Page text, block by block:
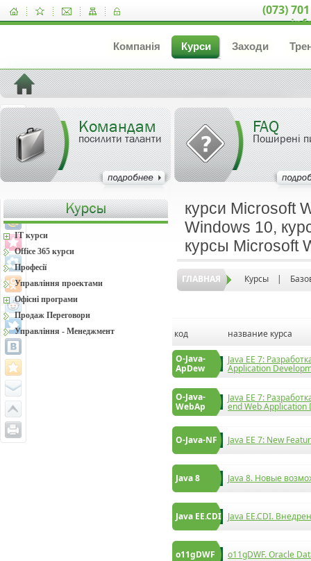
(073)
Компанія Курси Заходи
Командам
посилити таланти
FAQ
Поширені
курси Microsoft
Windows 10,
курсы Microsoft
ГЛАВНАЯ Курсы |
код название курса
O-Java-
ApDew
Java EE 7:
Application
O-Java-
WebAp
Java EE 7:
end Web Application
O-Java-NF Java EE 7: New
Java 8 Java 8. Новые
Java EE.CDI Java EE.CDI.
o11gDWF o11gDWF. Oracle
IT курси
Office 365 курси
Професії
Управління проектами
Офісні програми
Продаж Переговори
Управління - Менеджмент